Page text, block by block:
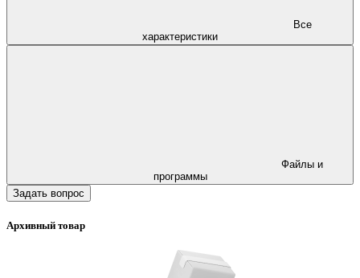
характеристики
программы
Задать вопрос
Архивный товар